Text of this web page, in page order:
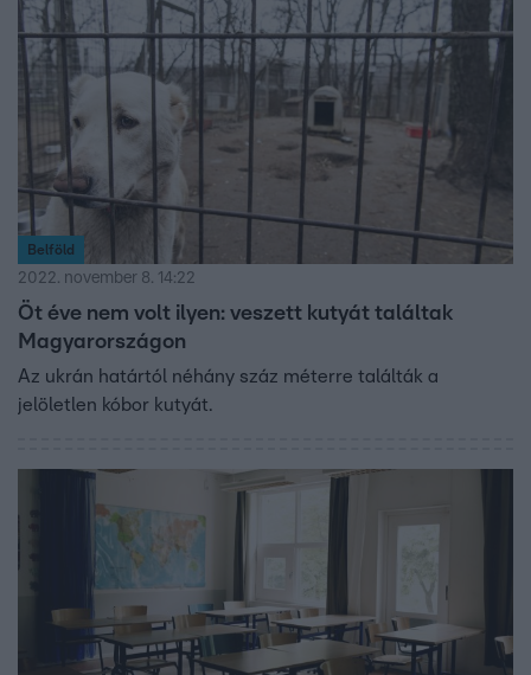
Belföld
2022. november 8. 14:22
Öt éve nem volt ilyen: veszett kutyát találtak
Magyarországon
Az ukrán határtól néhány száz méterre találták a
jelöletlen kóbor kutyát.